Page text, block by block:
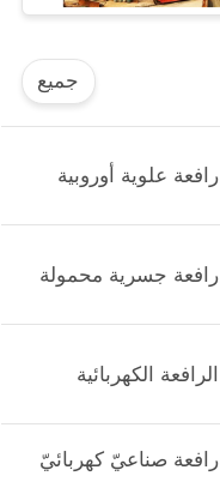
جميع
رافعة علوية أوروبية
رافعة جسرية محمولة
الرافعة الكهربائية
رافعة صناعيّ كهربائيّ